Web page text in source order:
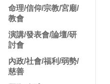
命理/信仰/宗教/宮廟/
教會
演講/發表會/論壇/研
討會
內政/社會/福利/弱勢/
慈善